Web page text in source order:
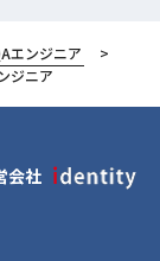
エンジニア
ジニア
会社